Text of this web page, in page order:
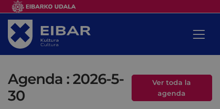
Agenda : 2026-5-
30
Ver toda la
agenda